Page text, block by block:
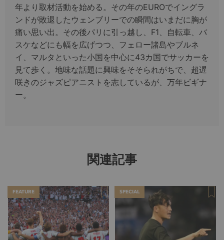
年より取材活動を始める。その年のEUROでイングラ
ンドが敗退したウェンブリーでの瞬間はいまだに胸が
痛い思い出。その後パリに引っ越し、F1、自転車、バ
スケなどにも幅を広げつつ、フェロー諸島やブルネ
イ、マルタといった小国を中心に43カ国でサッカーを
見て歩く。地味な話題に興味をそそられがちで、超遅
咲きのジャズピアニストを志しているが、万年ビギナ
ー。
関連記事
FEATURE SPECIAL